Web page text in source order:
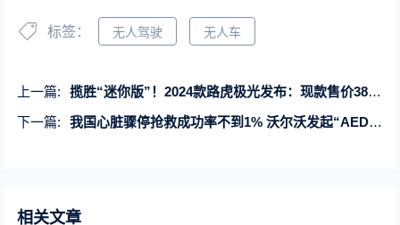
标签： 无人驾驶 无人车
上一篇:
揽胜“迷你版”！2024款路虎极光发布：现款售价38.98万元
下一篇:
我国心脏骤停抢救成功率不到1% 沃尔沃发起“AED道路使者联盟”
相关文章